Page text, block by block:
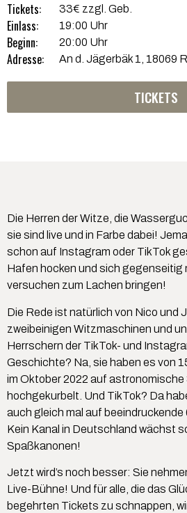
Tickets: 33€ zzgl. Geb.
Einlass: 19:00 Uhr
Beginn: 20:00 Uhr
Adresse: An d. Jägerbäk 1, 18069
TICKETS
Die Herren der Witze, die
sie sind live und in Farbe dabei!
schon auf Instagram oder TikTok
Hafen hocken und sich gegenseitig
versuchen zum Lachen bringen!
Die Rede ist natürlich von Nico und
zweibeinigen Witzmaschinen und
Herrschern der TikTok- und
Geschichte? Na, sie haben es von
im Oktober 2022 auf astronomische
hochgekurbelt. Und TikTok? Da
auch gleich mal auf
Kein Kanal in Deutschland wächst
Spaßkanonen!
Jetzt wird’s noch besser: Sie
Live-Bühne! Und für alle, die das
begehrten Tickets zu schnappen,